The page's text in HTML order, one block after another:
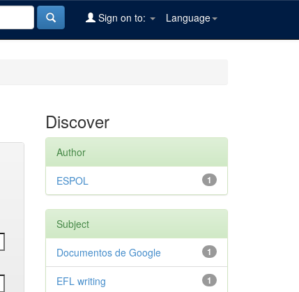
Language
Sign on to:
Discover
Author
1
ESPOL
Subject
1
Documentos de Google
1
EFL writing